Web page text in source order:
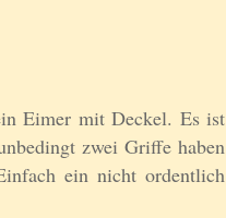
Eimer mit Deckel. Es ist
zwei Griffe haben
ein nicht ordentlich